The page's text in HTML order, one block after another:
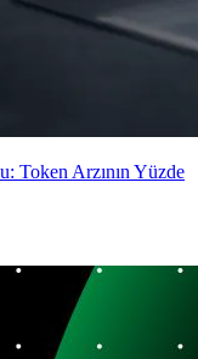
Token Arzının Yüzde